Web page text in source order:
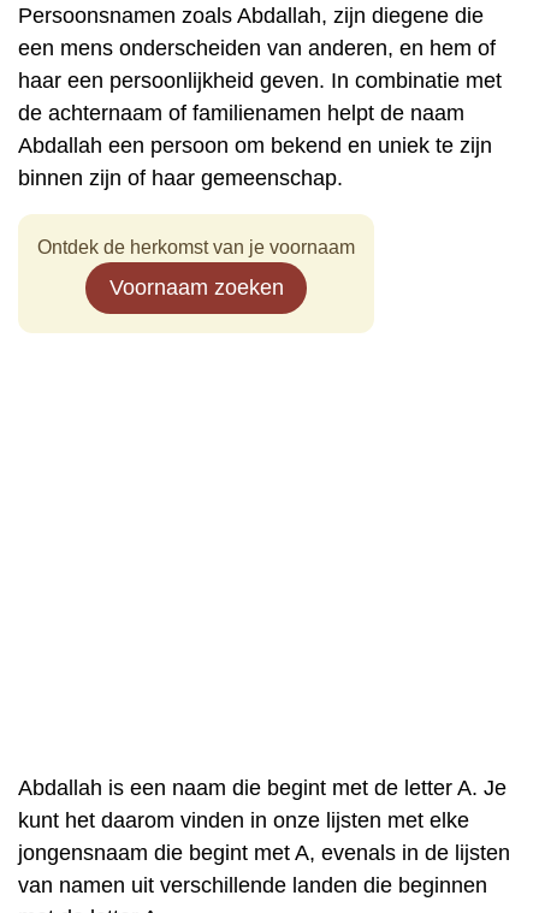
Persoonsnamen zoals Abdallah, zijn diegene die
een mens onderscheiden van anderen, en hem of
haar een persoonlijkheid geven. In combinatie met
de achternaam of familienamen helpt de naam
Abdallah een persoon om bekend en uniek te zijn
binnen zijn of haar gemeenschap.
Ontdek de herkomst van je voornaam
Voornaam zoeken
Abdallah is een naam die begint met de letter A. Je
kunt het daarom vinden in onze lijsten met elke
jongensnaam die begint met A, evenals in de lijsten
van namen uit verschillende landen die beginnen